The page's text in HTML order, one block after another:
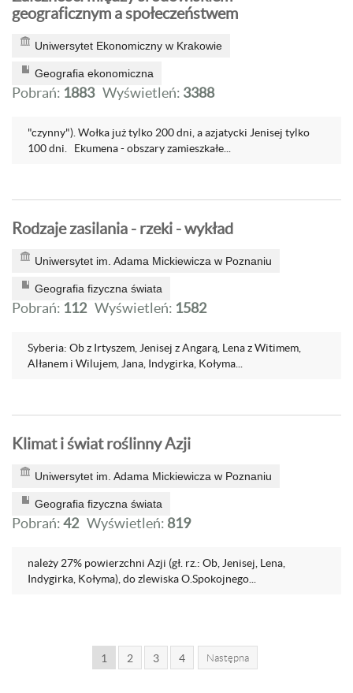
geograficznym a społeczeństwem
Uniwersytet Ekonomiczny w Krakowie
Geografia ekonomiczna
Pobrań: 1883 Wyświetleń: 3388
"czynny"). Wołka już tylko 200 dni, a azjatycki Jenisej tylko
100 dni. Ekumena - obszary zamieszkałe...
Rodzaje zasilania - rzeki - wykład
Uniwersytet im. Adama Mickiewicza w Poznaniu
Geografia fizyczna świata
Pobrań: 112 Wyświetleń: 1582
Syberia: Ob z Irtyszem, Jenisej z Angarą, Lena z Witimem,
Alłanem i Wilujem, Jana, Indygirka, Kołyma...
Klimat i świat roślinny Azji
Uniwersytet im. Adama Mickiewicza w Poznaniu
Geografia fizyczna świata
Pobrań:42 Wyświetleń: 819
należy 27% powierzchni Azji (gł. rz.: Ob, Jenisej, Lena,
Indygirka, Kołyma), do zlewiska O.Spokojnego...
1 2 3 4 Następna